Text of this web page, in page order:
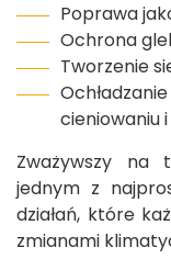
Poprawa
Ochrona
Tworzenie
cieniowaniu
Zważywszy na
jednym z
działań, które
zmianami